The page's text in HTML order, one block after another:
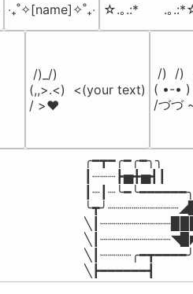
‎‧₊˚✧[name]✧˚₊‧ ☆.｡.:*　　.｡
/)_/)
(,,>.<)  <(your text)
/ >❤️
/)  /)
( •-•
/づ
╭━┳━╭━╭━╮╮
┃┈┈┈┣▅╋▅┫┃
┃┈┃┈╰━╰━━━━━━╮
╲┃┈┈┈┈┈┈┈┈┈▉▉▉
╲┃┈┈┈┈╭━┳━━━━╯
╲┣━━━━━━┫﻿